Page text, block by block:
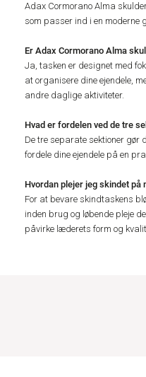
Adax Cormorano Alma
som passer ind i en
Er Adax Cormorano Alma
Ja, tasken er designet med
at organisere dine ejendele,
andre daglige aktiviteter.
Hvad er fordelen ved de tre
De tre separate sektioner gør
fordele dine ejendele på en
Hvordan plejer jeg skindet på
For at bevare skindtaskens
inden brug og løbende pleje
påvirke læderets form og